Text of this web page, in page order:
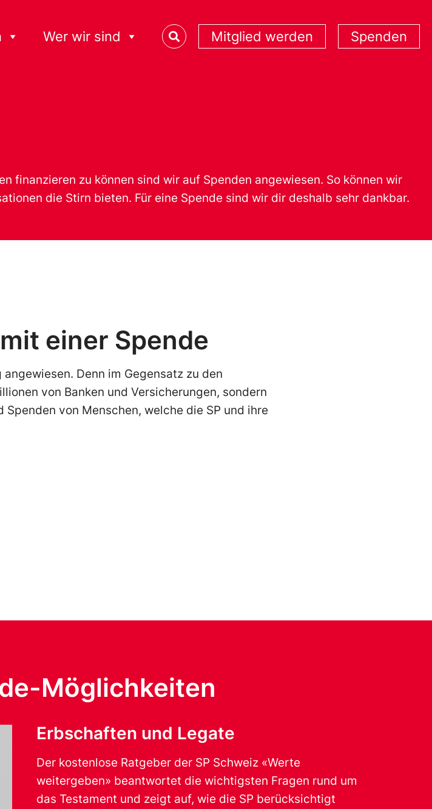
Wer wir sind Mitglied werden Spenden
finanzieren zu können sind wir auf Spenden angewiesen. So können wir
die Stirn bieten. Für eine Spende sind wir dir deshalb sehr dankbar.
einer Spende
Denn im Gegensatz zu den
von Banken und Versicherungen, sondern
von Menschen, welche die SP und ihre
Möglichkeiten
Erbschaften und Legate
Der kostenlose Ratgeber der SP Schweiz «Werte
weitergeben» beantwortet die wichtigsten Fragen rund um
das Testament und zeigt auf, wie die SP berücksichtigt